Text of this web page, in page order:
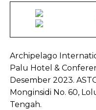
Archipelago
Palu Hotel &
Desember 2023.
Monginsidi No. 60,
Tengah.